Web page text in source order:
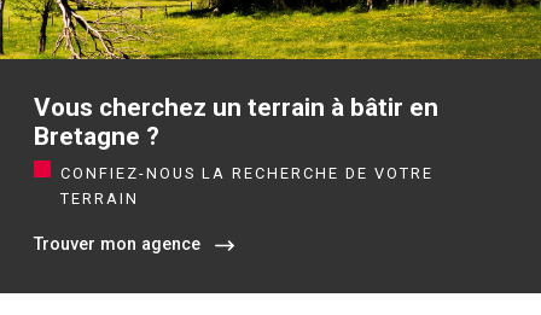
Vous cherchez un terrain à bâtir en
Bretagne ?
CONFIEZ-NOUS LA RECHERCHE DE VOTRE
TERRAIN
Trouver mon agence